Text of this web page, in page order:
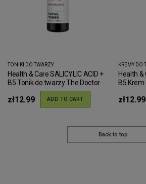
TONIKI DO TWARZY
Health & Care SALICYLIC ACID +
B5 Tonik do twarzy The Doctor
zł12.99 ADD TO CART
KREMY DO
Health &
B5
Doctor
zł12.99
Back to top